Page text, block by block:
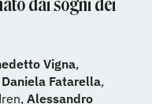
Vigna,
Daniela Fatarella,
Alessandro